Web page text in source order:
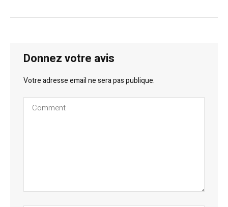
Donnez votre avis
Votre adresse email ne sera pas publique.